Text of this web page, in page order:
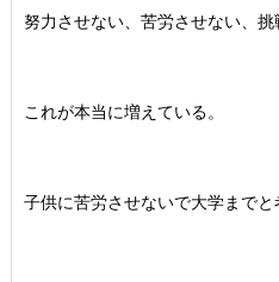
努力させない、苦労させない、挑
これが本当に増えている。
子供に苦労させないで大学までと